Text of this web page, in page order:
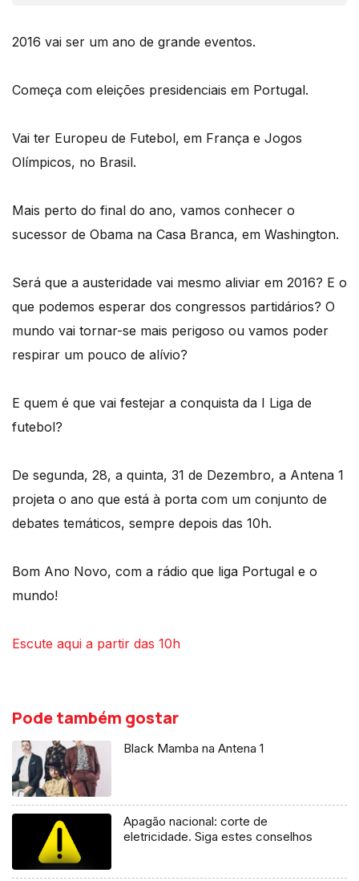
2016 vai ser um ano de grande eventos.
Começa com eleições presidenciais em Portugal.
Vai ter Europeu de Futebol, em França e Jogos
Olímpicos, no Brasil.
Mais perto do final do ano, vamos conhecer o
sucessor de Obama na Casa Branca, em Washington.
Será que a austeridade vai mesmo aliviar em 2016? E o
que podemos esperar dos congressos partidários? O
mundo vai tornar-se mais perigoso ou vamos poder
respirar um pouco de alívio?
E quem é que vai festejar a conquista da I Liga de
futebol?
De segunda, 28, a quinta, 31 de Dezembro, a Antena 1
projeta o ano que está à porta com um conjunto de
debates temáticos, sempre depois das 10h.
Bom Ano Novo, com a rádio que liga Portugal e o
mundo!
Escute aqui a partir das 10h
Pode também gostar
Black Mamba na Antena 1
Apagão nacional: corte de
eletricidade. Siga estes conselhos